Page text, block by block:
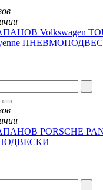
Volkswagen
PORSCHE